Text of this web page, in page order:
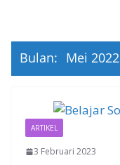
Bulan: Mei 2022
ARTIKEL
3 Februari 2023